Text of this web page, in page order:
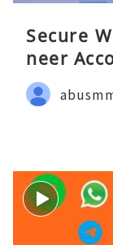
Secure
neer